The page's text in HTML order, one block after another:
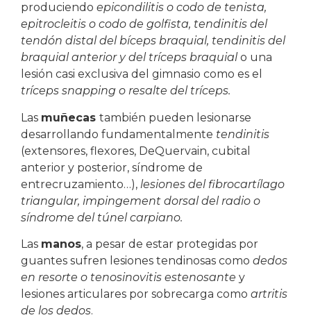
produciendo epicondilitis o codo de tenista,
epitrocleitis o codo de golfista, tendinitis del
tendón distal del bíceps braquial, tendinitis del
braquial anterior y del tríceps braquial o una
lesión casi exclusiva del gimnasio como es el
tríceps snapping o resalte del tríceps.
Las muñecas también pueden lesionarse
desarrollando fundamentalmente tendinitis
(extensores, flexores, DeQuervain, cubital
anterior y posterior, síndrome de
entrecruzamiento…), lesiones del fibrocartílago
triangular, impingement dorsal del radio o
síndrome del túnel carpiano.
Las manos, a pesar de estar protegidas por
guantes sufren lesiones tendinosas como dedos
en resorte o tenosinovitis estenosante y
lesiones articulares por sobrecarga como artritis
de los dedos.